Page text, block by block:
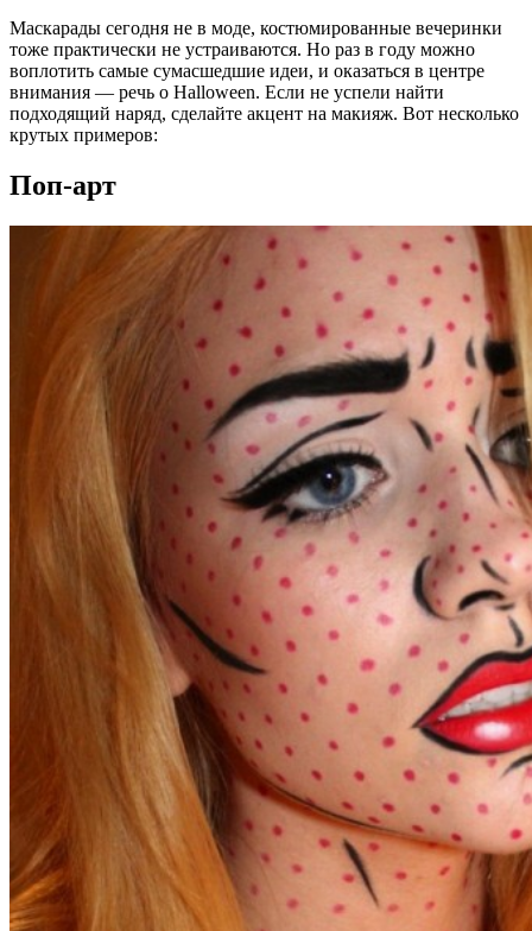
Маскарады сегодня не в моде, костюмированные вечеринки
тоже практически не устраиваются. Но раз в году можно
воплотить самые сумасшедшие идеи, и оказаться в центре
внимания — речь о Halloween. Если не успели найти
подходящий наряд, сделайте акцент на макияж. Вот несколько
крутых примеров:
Поп-арт